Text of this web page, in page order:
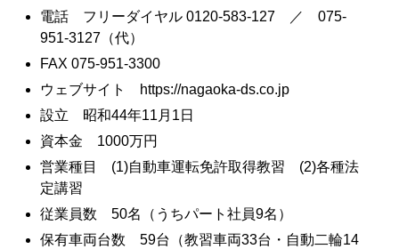
電話 フリーダイヤル 0120-583-127 ／ 075-
951-3127（代）
FAX 075-951-3300
ウェブサイト https://nagaoka-ds.co.jp
設立 昭和44年11月1日
資本金 1000万円
営業種目 (1)自動車運転免許取得教習 (2)各種法
定講習
従業員数 50名（うちパート社員9名）
保有車両台数 59台（教習車両33台・自動二輪14